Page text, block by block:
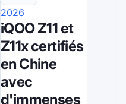
2026
iQOO Z11 et
Z11x certifiés
en Chine
avec
d'immenses